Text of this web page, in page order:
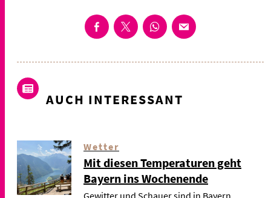
AUCH INTERESSANT
Wetter
Mit diesen Temperaturen geht
Bayern ins Wochenende
Gewitter und Schauer sind in Bayern